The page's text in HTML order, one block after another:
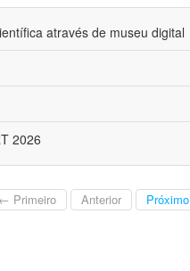
através de museu digital
2026
← Primeiro Anterior Próximo